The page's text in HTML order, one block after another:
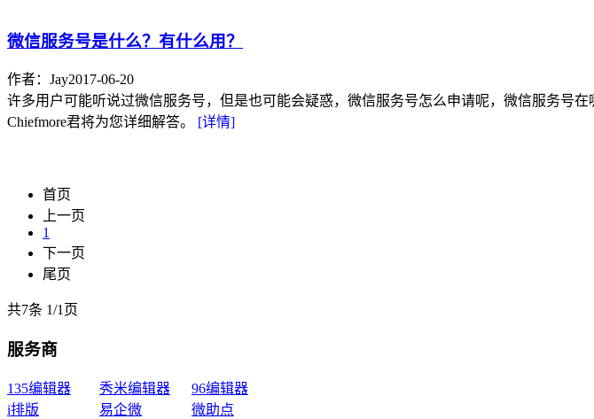
微信服务号是什么？有什么用？
作者：Jay2017-06-20
许多用户可能听说过微信服务号，但是也可能会疑惑，微信服务号怎么申请呢，微信服务号
Chiefmore君将为您详细解答。 [详情]
首页
上一页
1
下一页
尾页
共7条 1/1页
服务商
135编辑器 秀米编辑器
96编辑器
i排版
易企微 微助点